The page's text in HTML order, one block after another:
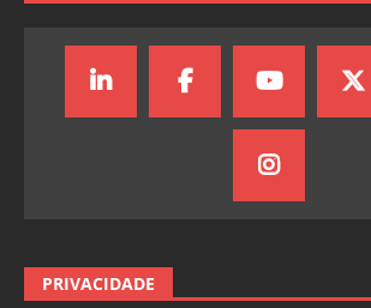
PRIVACIDADE